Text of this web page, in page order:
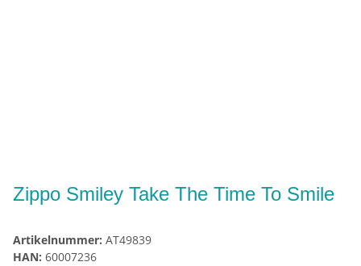
Zippo Smiley Take The Time To Smile
Artikelnummer: AT49839
HAN: 60007236